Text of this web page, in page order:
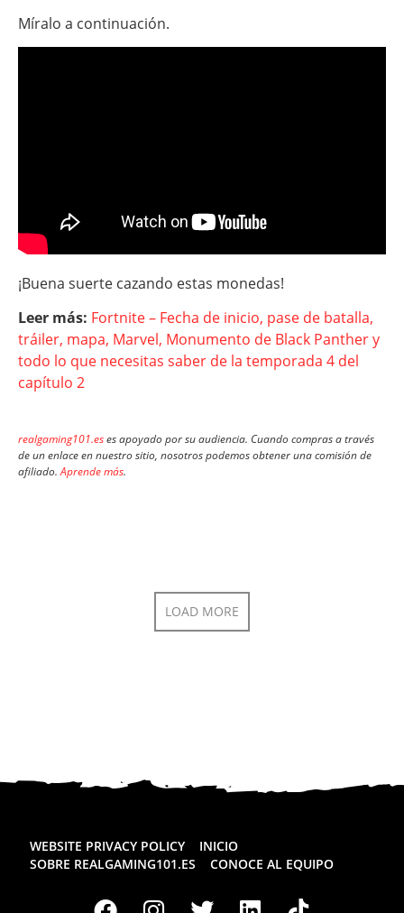
Míralo a continuación.
¡Buena suerte cazando estas monedas!
Leer más: Fortnite – Fecha de inicio, pase de batalla,
tráiler, mapa, Marvel, Monumento de Black Panther y
todo lo que necesitas saber de la temporada 4 del
capítulo 2
realgaming101.eses apoyado por su audiencia. Cuando compras a través
de un enlace en nuestro sitio, nosotros podemos obtener una comisión de
afiliado.Aprende más.
LOAD MORE
WEBSITE PRIVACY POLICY
INICIO
SOBRE REALGAMING101.ES
CONOCE AL EQUIPO